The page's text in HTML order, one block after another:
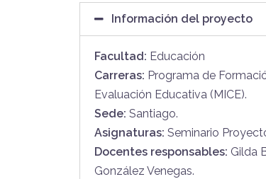
Información del proyecto
Facultad: Educación
Carreras: Programa de
Evaluación Educativa (MICE).
Sede: Santiago.
Asignaturas: Seminario
Docentes responsables: Gilda
González Venegas.